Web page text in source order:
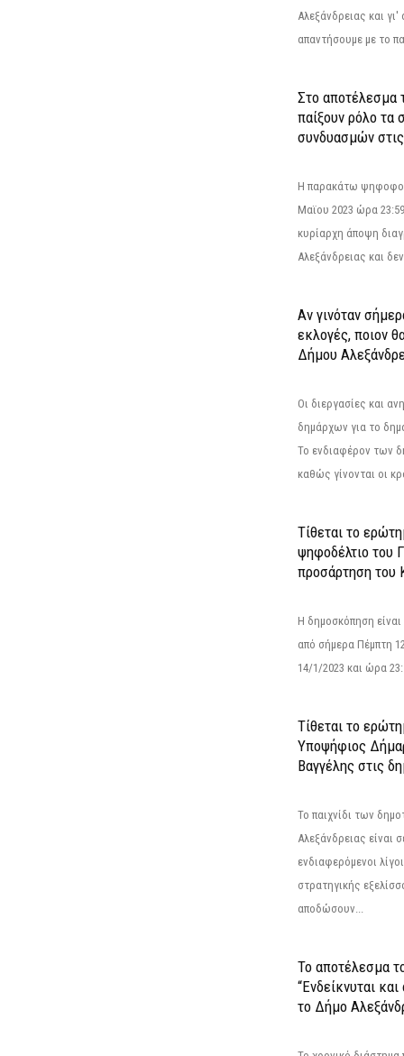
Αλεξάνδρειας και γι'
απαντήσουμε με το
Στο αποτέλεσμα
παίξουν ρόλο τα
συνδυασμών
Η παρακάτω
Μαϊου 2023 ώρα
κυρίαρχη άποψη
Αλεξάνδρειας και
Αν γινόταν
εκλογές, ποιον
Δήμου
Οι διεργασίες και
δημάρχων για το
Το ενδιαφέρον των
καθώς γίνονται οι
Τίθεται το
ψηφοδέλτιο του
προσάρτηση του
Η δημοσκόπηση
από σήμερα Πέμπτη
14/1/2023 και ώρα
Τίθεται το
Υποψήφιος
Βαγγέλης στις
Το παιχνίδι των
Αλεξάνδρειας είναι
ενδιαφερόμενοι
στρατηγικής
αποδώσουν...
Το αποτέλεσμα
“Ενδείκνυται
το Δήμο